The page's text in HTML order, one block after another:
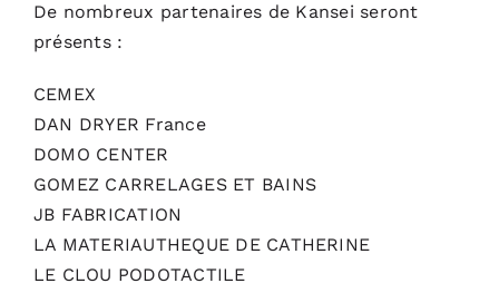
De nombreux partenaires de Kansei seront
présents :
CEMEX
DAN DRYER France
DOMO CENTER
GOMEZ CARRELAGES ET BAINS
JB FABRICATION
LA MATERIAUTHEQUE DE CATHERINE
LE CLOU PODOTACTILE